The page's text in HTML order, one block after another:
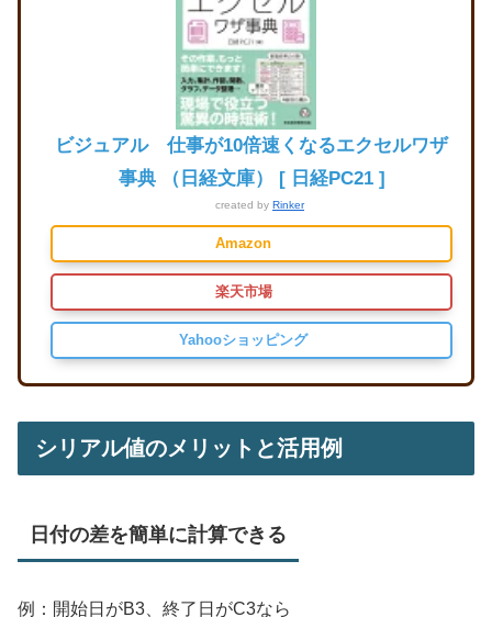
ビジュアル 仕事が10倍速くなるエクセルワザ
事典 （日経文庫） [ 日経PC21 ]
created by Rinker
Amazon
楽天市場
Yahooショッピング
シリアル値のメリットと活用例
日付の差を簡単に計算できる
例：開始日がB3、終了日がC3なら